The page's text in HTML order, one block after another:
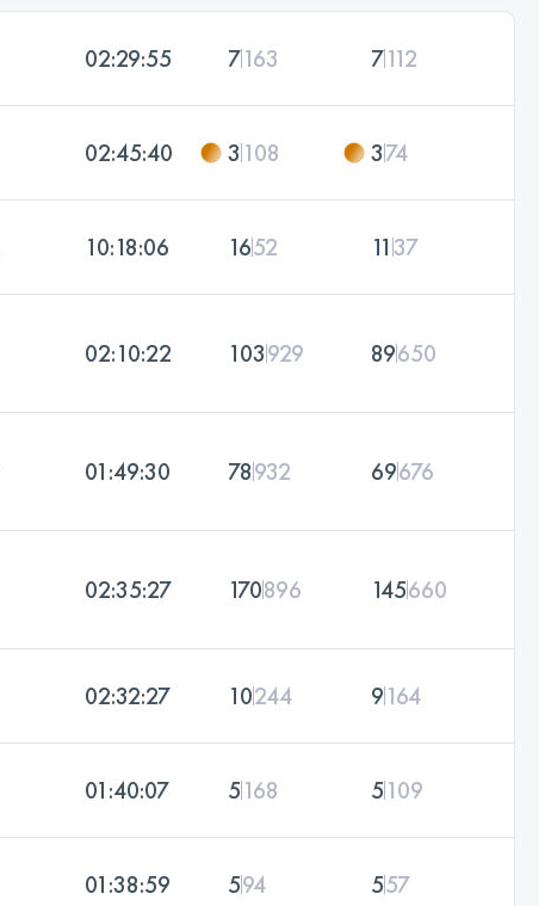
02:29:55 7163 7112
02:45:40 3 108 374
10:18:06 1652 1137
02:10:22 103929 89650
01:49:30 78932 69676
02:35:27 170896 145660
02:32:27 10244 9164
01:40:07 5168 5109
01:38:59 594 557